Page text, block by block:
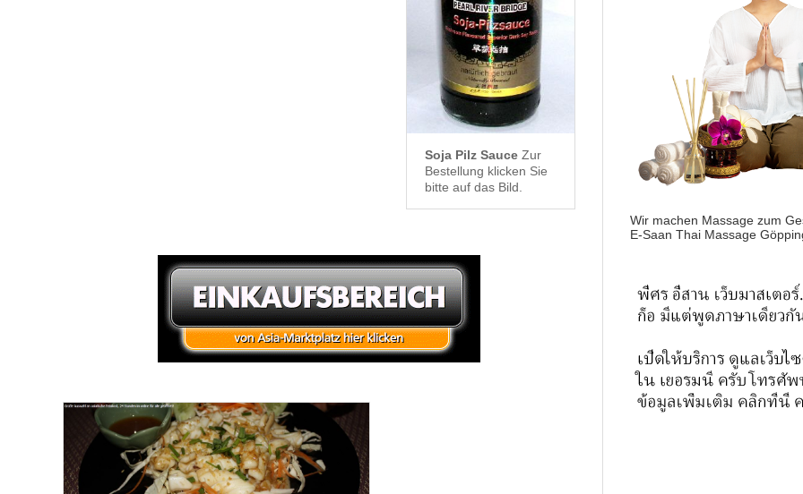
Soja Pilz Sauce Zur
Bestellung klicken Sie
bitte auf das Bild.
Wir machen Massage zum
E-Saan Thai Massage